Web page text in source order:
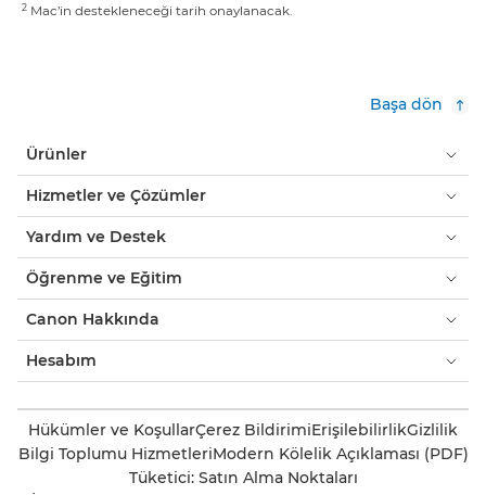
2 Mac’in destekleneceği tarih onaylanacak.
Başa dön
Ürünler
Hizmetler ve Çözümler
Yardım ve Destek
Öğrenme ve Eğitim
Canon Hakkında
Hesabım
Hükümler ve KoşullarÇerez BildirimiErişilebilirlikGizlilik
Bilgi Toplumu HizmetleriModern Kölelik Açıklaması (PDF)
Tüketici: Satın Alma Noktaları